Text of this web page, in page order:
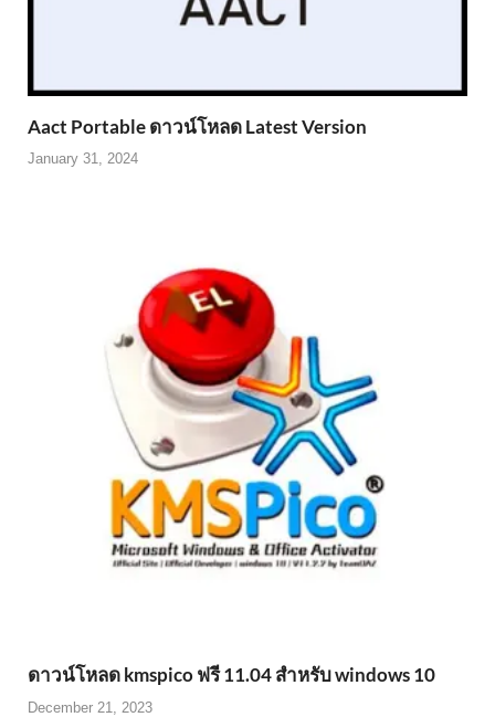
Aact Portable ดาวน์โหลด Latest Version
January 31, 2024
ดาวน์โหลด kmspico ฟรี 11.04 สำหรับ windows 10
December 21, 2023